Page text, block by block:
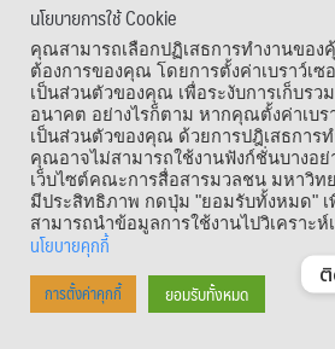
Copyright © 1964 – 2021 Faculty of Mass
University. All Rights
นโยบายการใช้ Cookie
คุณสามารถเลือกปฏิเสธการทำงานของ
ต้องการของคุณ โดยการตั้งค่าเบราว์เซ
เป็นส่วนตัวของคุณ เพื่อระงับการเก็บร
อนาคต อย่างไรก็ตาม หากคุณตั้งค่าเบร
เป็นส่วนตัวของคุณ ด้วยการปฎิเสธการ
คุณอาจไม่สามารถใช้งานฟังก์ชั่นบางอ
เว็บไซต์คณะการสื่อสารมวลชน มหาวิท
มีประสิทธิภาพ กดปุ่ม "ยอมรับทั้งหมด" เ
สามารถนำข้อมูลการใช้งานไปวิเคราะ
นโยบายคุกกี้
การตั้งค่าคุกกี้ ยอมรับทั้งหมด